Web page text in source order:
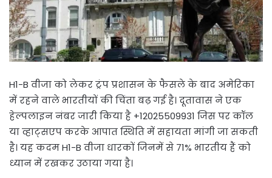
H1-B वीजा को लेकर ट्रंप प्रशासन के फैसले के बाद अमेरिका
में रहने वाले भारतीयों की चिंता बढ़ गई है। दूतावास ने एक
हेल्पलाइन नंबर जारी किया है +12025509931 जिस पर कॉल
या व्हाट्सएप करके आपात स्थिति में सहायता मांगी जा सकती
है। यह कदम H1-B वीजा धारकों जिनमें से 71% भारतीय हैं को
ध्यान में रखकर उठाया गया है।